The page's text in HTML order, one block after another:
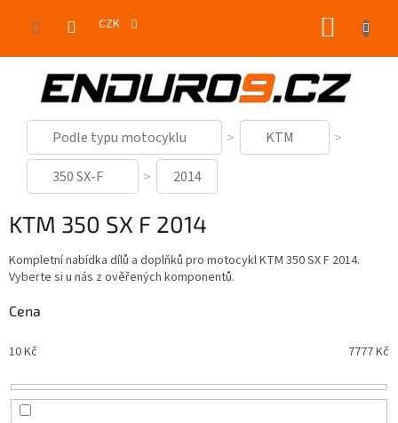
CZK
Podle typu motocyklu
KTM
350 SX-F
2014
KTM 350 SX F 2014
Kompletní nabídka dílů a doplňků pro motocykl KTM 350 SX F 2014.
Vyberte si u nás z ověřených komponentů.
Cena
10Kč 7777Kč